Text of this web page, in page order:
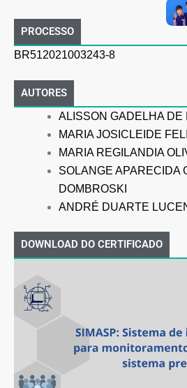
PROCESSO
BR512021003243-8
AUTORES
ALISSON GADELHA DE
MARIA JOSICLEIDE
MARIA REGILANDIA
SOLANGE APARECIDA
DOMBROSKI
ANDRÉ DUARTE
DOWNLOAD DO CERTIFICADO